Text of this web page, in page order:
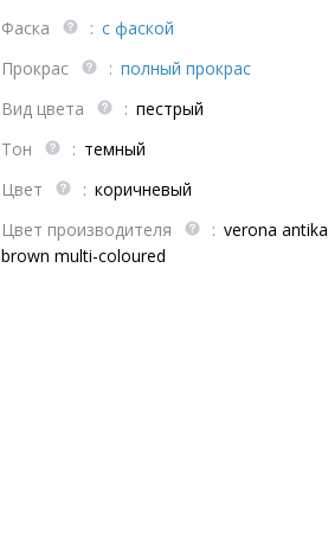
Фаска
: с фаской
Прокрас
: полный прокрас
Вид цвета
: пестрый
Тон
: темный
Цвет
: коричневый
Цвет производителя
: verona antika
brown multi-coloured